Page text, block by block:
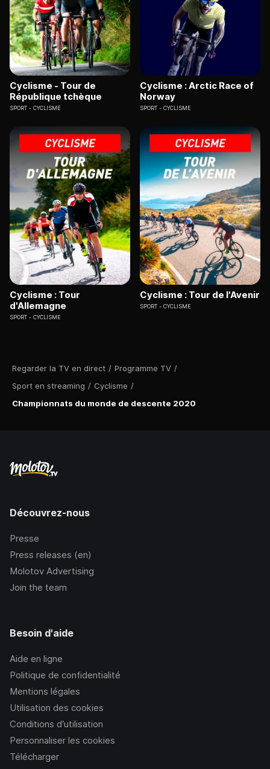
Regarder la TV en direct / Programme TV /
Sport en streaming / Cyclisme /
Championnats du monde de descente 2020
Cyclisme - Tour de
République tchèque
SPORT CYCLISME
Cyclisme : Arctic Race of
Norway
SPORT CYCLISME
Cyclisme : Tour
d'Allemagne
SPORT CYCLISME
Cyclisme : Tour de l'Avenir
SPORT CYCLISME
Découvrez-nous
Presse
Press releases (en)
Molotov Advertising
Join the team
Besoin d'aide
Aide en ligne
Politique de confidentialité
Mentions légales
Utilisation des cookies
Conditions d’utilisation
Personnaliser les cookies
Télécharger